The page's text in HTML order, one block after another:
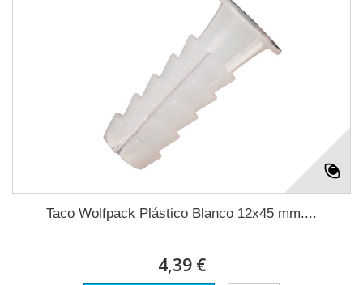
Taco Wolfpack Plástico Blanco 12x45 mm....
4,39 €